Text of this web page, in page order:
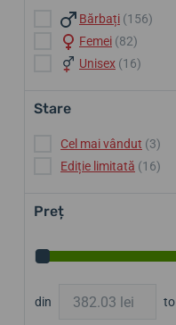
Bărbați (156)
Femei (82)
Unisex (16)
Stare
Cel mai vândut (3)
Ediție limitată (16)
Preț
din to